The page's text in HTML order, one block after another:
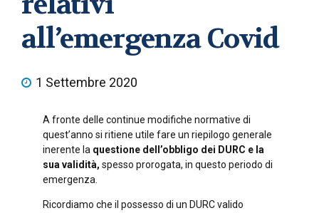
all’emergenza Covid
1 Settembre 2020
A fronte delle continue modifiche normative di
quest’anno si ritiene utile fare un riepilogo generale
inerente la questione dell’obbligo dei DURC e la
sua validità, spesso prorogata, in questo periodo di
emergenza.
Ricordiamo che il possesso di un DURC valido